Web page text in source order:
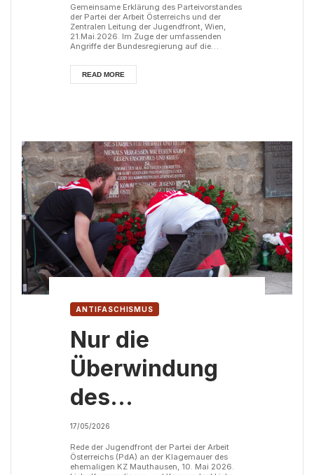
Gemeinsame Erklärung des Parteivorstandes
der Partei der Arbeit Österreichs und der
Zentralen Leitung der Jugendfront, Wien,
21.Mai.2026. Im Zuge der umfassenden
Angriffe der Bundesregierung auf die
Budgets geraten nach einer Reihe von
volksfeindlichen Maßnahmen nun die
Universitäten unter Beschuss. Anfang der
READ MORE
ANTIFASCHISMUS
Nur die
Überwindung
des
Kapitalismus
und der Sieg
17/05/2026
Rede der Jugendfront der Partei der Arbeit
Österreichs (PdA) an der Klagemauer des
ehemaligen KZ Mauthausen, 10. Mai 2026.